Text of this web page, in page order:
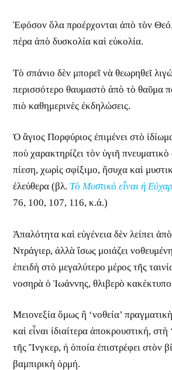
Ἐφόσον ὅλα προέρχονται ἀπὸ τὸν
πέρα ἀπὸ δυσκολία καὶ εὐκολία.
Τὸ σπάνιο δὲν μπορεῖ νὰ θεωρηθεῖ
περισσότερο θαυμαστὸ ἀπὸ τὸ θαῦμα
πιὸ καθημερινὲς ἐκδηλώσεις.
Ὁ ἅγιος Πορφύριος ἐπιμένει στὸ
ποὺ χαρακτηρίζει τὸν ὑγιῆ
πίεση, χωρὶς σφίξιμο, ἥσυχα καὶ
ἐλεύθερα (βλ. Τὸ Μυστικὸ εἶναι ἡ
76, 100, 107, 116, κ.ἀ.)
Ἁπαλότητα καὶ εὐγένεια δὲν λείπει
Ντράγιερ, ἀλλὰ ἴσως μοιάζει
ἐπειδὴ στὸ μεγαλύτερο μέρος τῆς
νοσηρὰ ὁ Ἰωάννης, θλιβερὸ
Μειονεξία ὅμως ἢ ‘νοθεία’
καὶ εἶναι ἰδιαίτερα ἀποκρουστική,
τῆς Ἴνγκερ, ἡ ὁποία ἐπιστρέφει στὸν
βαμπιρικὴ ὁρμή.